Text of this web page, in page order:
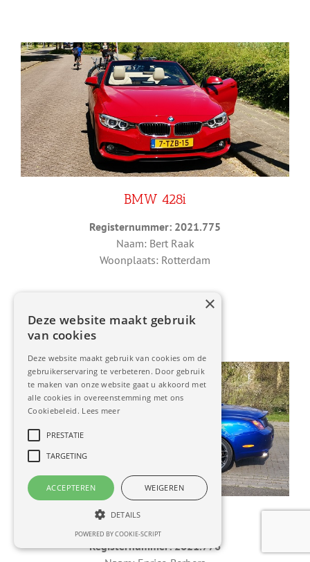
BMW 428i
Registernummer: 2021.775
Naam: Bert Raak
Woonplaats: Rotterdam
Lexus SC 430
Registernummer: 2021.776
Deze website maakt gebruik
van cookies
Deze website maakt gebruik van cookies om de
gebruikerservaring te verbeteren. Door gebruik
te maken van onze website gaat u akkoord met
alle cookies in overeenstemming met ons
Cookiebeleid. Lees meer
PRESTATIE
TARGETING
ACCEPTEREN WEIGEREN
DETAILS
POWERED BY COOKIE-SCRIPT
×